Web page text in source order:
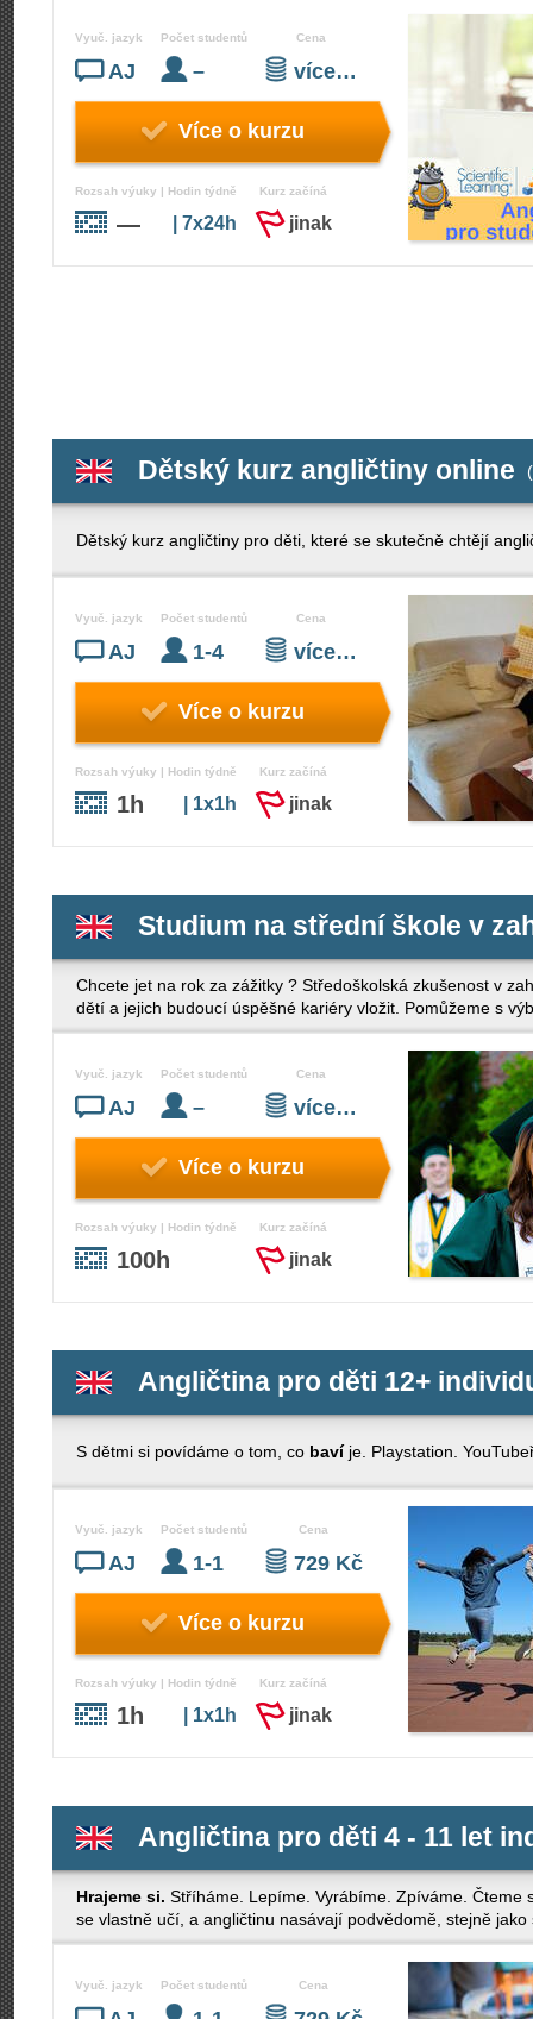
Vyuč. jazyk
AJ
Počet studentů
–
Cena
více…
Více o kurzu
Rozsah výuky | Hodin týdně
— | 7x24h
Kurz začíná
jinak
Dětský kurz angličtiny online
Dětský kurz angličtiny pro děti, které se skutečně chtějí
Vyuč. jazyk
AJ
Počet studentů
1-4
Cena
více…
Více o kurzu
Rozsah výuky | Hodin týdně
1h | 1x1h
Kurz začíná
jinak
Studium na střední škole v
Chcete jet na rok za zážitky ? Středoškolská zkušenost v
dětí a jejich budoucí úspěšné kariéry vložit. Pomůžeme s
Vyuč. jazyk
AJ
Počet studentů
–
Cena
více…
Více o kurzu
Rozsah výuky | Hodin týdně
100h
Kurz začíná
jinak
Angličtina pro děti 12+
S dětmi si povídáme o tom, co bavíje. Playstation.
Vyuč. jazyk
AJ
Počet studentů
1-1
Cena
729 Kč
Více o kurzu
Rozsah výuky | Hodin týdně
1h | 1x1h
Kurz začíná
jinak
Angličtina pro děti 4 - 11 let
Hrajeme si. Stříháme. Lepíme. Vyrábíme. Zpíváme. Čteme
se vlastně učí, a angličtinu nasávají podvědomě, stejně
Vyuč. jazyk Počet studentů Cena